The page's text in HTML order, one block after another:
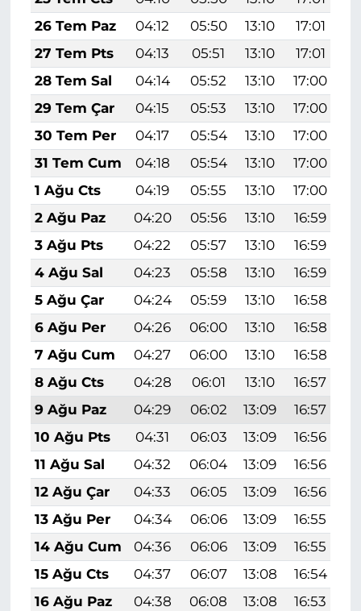
26 Tem Paz
04:12 05:50 13:10 17:01
27 Tem Pts
04:13 05:51 13:10 17:01
28 Tem Sal
04:14 05:52 13:10 17:00
29 Tem Çar
04:15 05:53 13:10 17:00
30 Tem Per
04:17 05:54 13:10 17:00
31 Tem Cum
04:18 05:54 13:10 17:00
1 Ağu Cts
04:19 05:55 13:10 17:00
2 Ağu Paz
04:20 05:56 13:10 16:59
3 Ağu Pts
04:22 05:57 13:10 16:59
4 Ağu Sal
04:23 05:58 13:10 16:59
5 Ağu Çar
04:24 05:59 13:10 16:58
6 Ağu Per
04:26 06:00 13:10 16:58
7 Ağu Cum
04:27 06:00 13:10 16:58
8 Ağu Cts
04:28 06:01 13:10 16:57
9 Ağu Paz
04:29 06:02 13:09 16:57
10 Ağu Pts
04:31 06:03 13:09 16:56
11 Ağu Sal
04:32 06:04 13:09 16:56
12 Ağu Çar
04:33 06:05 13:09 16:56
13 Ağu Per
04:34 06:06 13:09 16:55
14 Ağu Cum
04:36 06:06 13:09 16:55
15 Ağu Cts
04:37 06:07 13:08 16:54
16 Ağu Paz
04:38 06:08 13:08 16:53